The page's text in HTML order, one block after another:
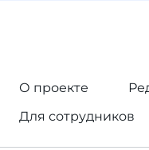
О проекте
Для сотрудников